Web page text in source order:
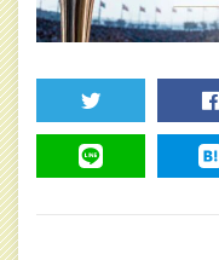
TWEET SHARE